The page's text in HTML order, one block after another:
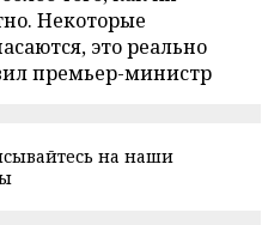
Некоторые
это реально
премьер-министр
на наши